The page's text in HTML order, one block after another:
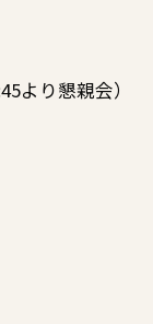
より懇親会）